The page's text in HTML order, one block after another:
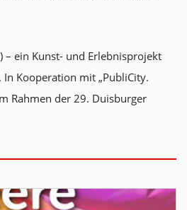
– ein Kunst- und Erlebnisprojekt
Kooperation mit „PubliCity.
Rahmen der 29. Duisburger